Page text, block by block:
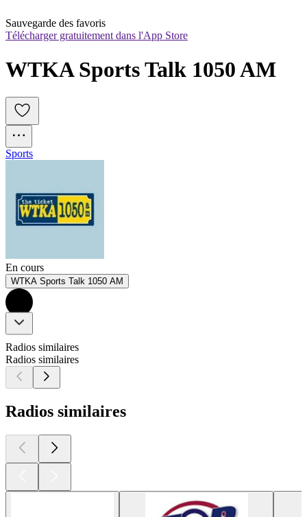
Sauvegarde des favoris
Télécharger gratuitement dans l'App Store
WTKA Sports Talk 1050 AM
Sports
En cours
WTKA Sports Talk 1050 AM
Radios similaires
Radios similaires
Radios similaires